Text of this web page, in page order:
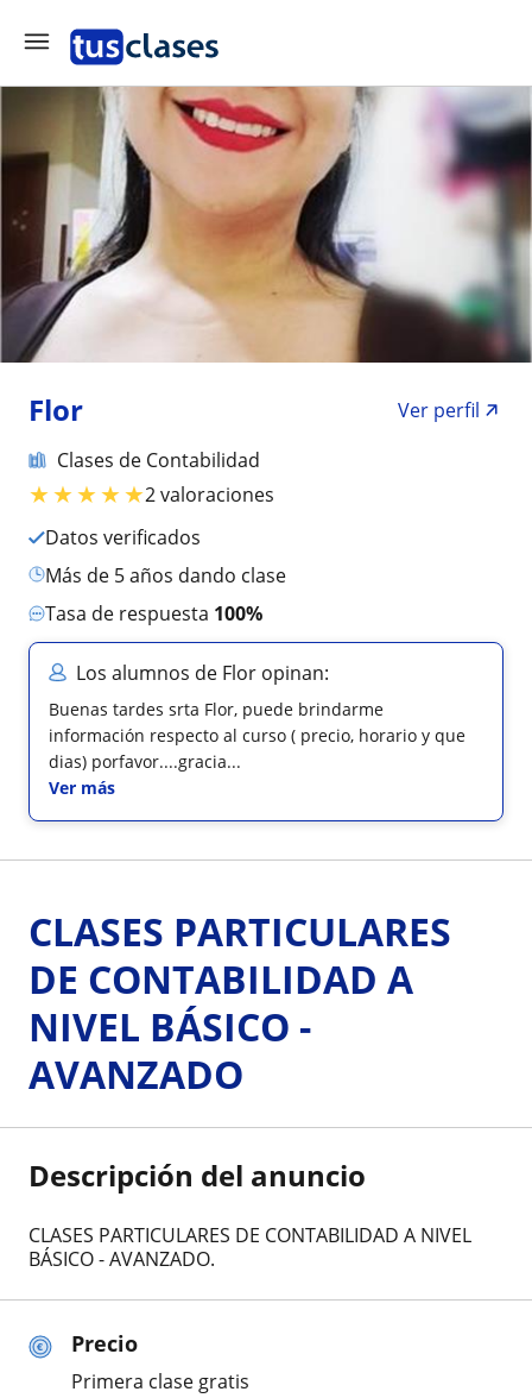
Flor
Ver perfil
Clases de Contabilidad
★★★★★2 valoraciones
Datos verificados
más de 5 años dando clase
Tasa de respuesta 100%
Los alumnos de Flor opinan:
Buenas tardes srta Flor, puede brindarme
información respecto al curso ( precio, horario y que
dias) porfavor....gracia...
Ver más
Precio
Primera clase gratis
CLASES PARTICULARES
DE CONTABILIDAD A
NIVEL BÁSICO -
AVANZADO
Descripción del anuncio
CLASES PARTICULARES DE CONTABILIDAD A NIVEL
BÁSICO - AVANZADO.